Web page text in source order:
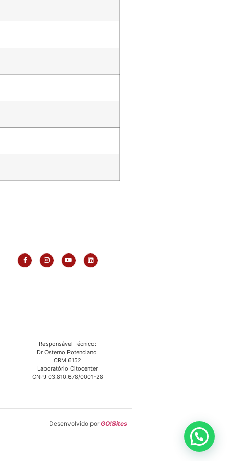
Responsável Técnico:
Dr Osterno Potenciano
CRM 6152
Laboratório Citocenter
CNPJ 03.810.678/0001-28
Desenvolvido porGO!Sites